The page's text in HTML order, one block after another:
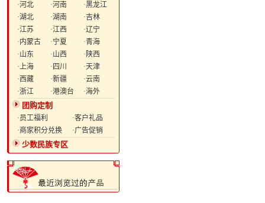
·河北
·河南
·黑龙江
·湖北
·湖南
·吉林
·江苏
·江西
·辽宁
·内蒙古
·宁夏
·青海
·山东
·山西
·陕西
·上海
·四川
·天津
·西藏
·新疆
·云南
·浙江
·港澳台 ·海外
团购定制
·员工福利
·客户礼品
·商家积分兑换
·广告促销
少数民族专区